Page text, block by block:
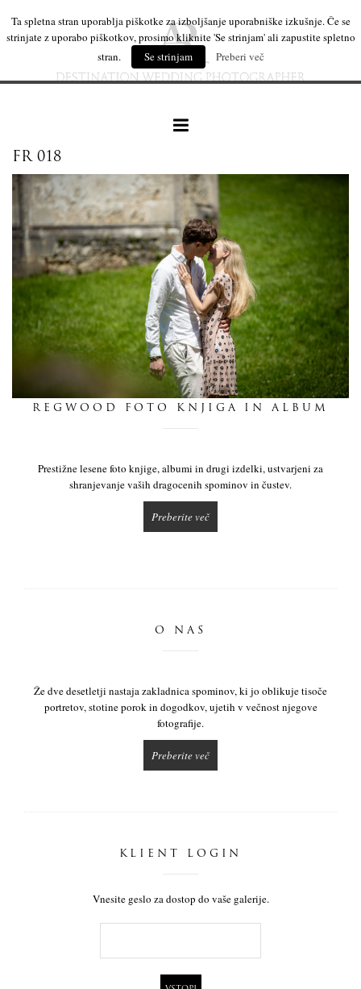
naše delo
leseni izdelki
mi
dnevnik
FR 018
REGWOOD FOTO KNJIGA IN ALBUM
Prestižne lesene foto knjige, albumi in drugi izdelki, ustvarjeni za
shranjevanje vaših dragocenih spominov in čustev.
Preberite več
O NAS
Že dve desetletji nastaja zakladnica spominov, ki jo oblikuje tisoče
portretov, stotine porok in dogodkov, ujetih v večnost njegove
fotografije.
Preberite več
KLIENT LOGIN
Vnesite geslo za dostop do vaše galerije.
Ta spletna stran uporablja piškotke za izboljšanje uporabniške izkušnje. Če se
strinjate z uporabo piškotkov, prosimo kliknite 'Se strinjam' ali zapustite spletno
stran.
Se strinjam Preberi več